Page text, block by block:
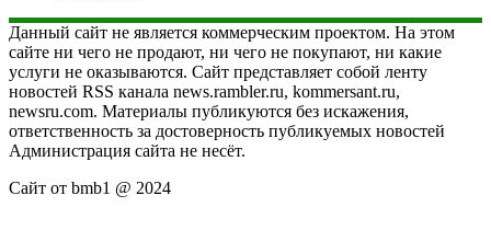
Данный сайт не является коммерческим проектом. На этом
сайте ни чего не продают, ни чего не покупают, ни какие
услуги не оказываются. Сайт представляет собой ленту
новостей RSS канала news.rambler.ru, kommersant.ru,
newsru.com. Материалы публикуются без искажения,
ответственность за достоверность публикуемых новостей
Администрация сайта не несёт.
Сайт от bmb1 @ 2024